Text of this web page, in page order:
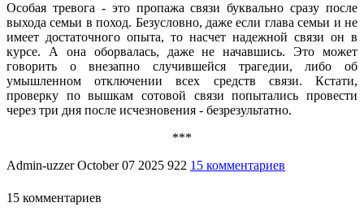
Особая тревога - это пропажа связи буквально сразу после
выхода семьи в поход. Безусловно, даже если глава семьи и не
имеет достаточного опыта, то насчет надежной связи он в
курсе. А она оборвалась, даже не начавшись. Это может
говорить о внезапно случившейся трагедии, либо об
умышленном отключении всех средств связи. Кстати,
проверку по вышкам сотовой связи попытались провести
через три дня после исчезновения - безрезультатно.
***
Admin-uzzerOctober 07 2025 922 15 комментариев
15 комментариев